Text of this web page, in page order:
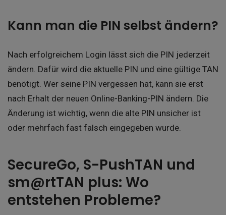
Kann man die PIN selbst ändern?
Nach erfolgreichem Login lässt sich die PIN jederzeit
ändern. Dafür wird die aktuelle PIN und eine gültige TAN
benötigt. Wer seine PIN vergessen hat, kann sie erst
nach Erhalt der neuen Online-Banking-PIN ändern. Die
Änderung ist wichtig, wenn die alte PIN unsicher ist
oder mehrfach fast falsch eingegeben wurde.
SecureGo, S-PushTAN und
sm@rtTAN plus: Wo
entstehen Probleme?